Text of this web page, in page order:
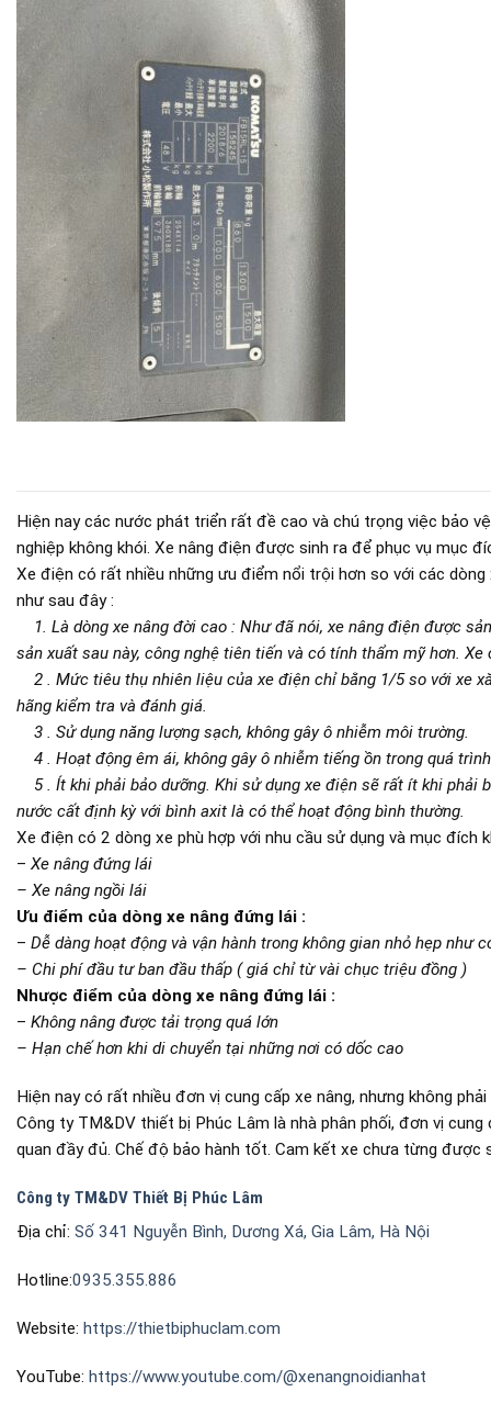
Hiện nay các nước phát triển rất đề cao và chú trọng việc bảo
nghiệp không khói. Xe nâng điện được sinh ra để phục vụ mục
Xe điện có rất nhiều những ưu điểm nổi trội hơn so với các
như sau đây :
1. Là dòng xe nâng đời cao : Như đã nói, xe nâng điện được
sản xuất sau này, công nghệ tiên tiến và có tính thẩm mỹ hơn.
2 . Mức tiêu thụ nhiên liệu của xe điện chỉ bằng 1/5 so với xe
hãng kiểm tra và đánh giá.
3 . Sử dụng năng lượng sạch, không gây ô nhiễm môi trường.
4 . Hoạt động êm ái, không gây ô nhiễm tiếng ồn trong quá
5 . Ít khi phải bảo dưỡng. Khi sử dụng xe điện sẽ rất ít khi phải
nước cất định kỳ với bình axit là có thể hoạt động bình thường.
Xe điện có 2 dòng xe phù hợp với nhu cầu sử dụng và mục đích
– Xe nâng đứng lái
– Xe nâng ngồi lái
Ưu điểm của dòng xe nâng đứng lái :
– Dễ dàng hoạt động và vận hành trong không gian nhỏ hẹp như
– Chi phí đầu tư ban đầu thấp ( giá chỉ từ vài chục triệu đồng )
Nhược điểm của dòng xe nâng đứng lái :
– Không nâng được tải trọng quá lớn
– Hạn chế hơn khi di chuyển tại những nơi có dốc cao
Hiện nay có rất nhiều đơn vị cung cấp xe nâng, nhưng không
Công ty TM&DV thiết bị Phúc Lâm là nhà phân phối, đơn vị
quan đầy đủ. Chế độ bảo hành tốt. Cam kết xe chưa từng được
Công ty TM&DV Thiết Bị Phúc Lâm
Địa chỉ: Số 341 Nguyễn Bình, Dương Xá, Gia Lâm, Hà Nội
Hotline:0935.355.886
Website: https://thietbiphuclam.com
YouTube: https://www.youtube.com/@xenangnoidianhat